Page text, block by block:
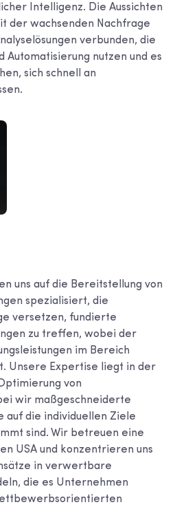
Intelligenz. Die Aussichten
der wachsenden Nachfrage
verbunden, die
Automatisierung nutzen und es
sich schnell an
uns auf die Bereitstellung von
spezialisiert, die
versetzen, fundierte
zu treffen, wobei der
im Bereich
Unsere Expertise liegt in der
von
wir maßgeschneiderte
auf die individuellen Ziele
sind. Wir betreuen eine
USA und konzentrieren uns
in verwertbare
die es Unternehmen